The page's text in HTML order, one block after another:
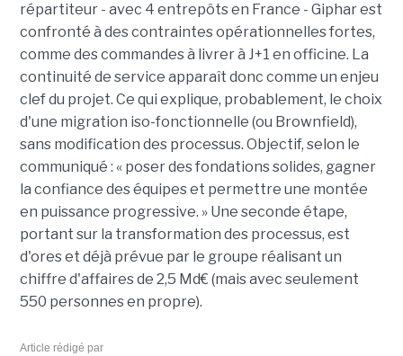
répartiteur - avec 4 entrepôts en France - Giphar est
confronté à des contraintes opérationnelles fortes,
comme des commandes à livrer à J+1 en officine. La
continuité de service apparaît donc comme un enjeu
clef du projet. Ce qui explique, probablement, le choix
d'une migration iso-fonctionnelle (ou Brownfield),
sans modification des processus. Objectif, selon le
communiqué : « poser des fondations solides, gagner
la confiance des équipes et permettre une montée
en puissance progressive. » Une seconde étape,
portant sur la transformation des processus, est
d'ores et déjà prévue par le groupe réalisant un
chiffre d'affaires de 2,5 Md€ (mais avec seulement
550 personnes en propre).
Article rédigé par